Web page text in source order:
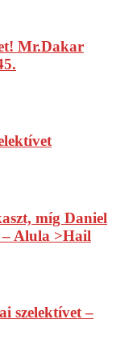
Mr.Dakar
míg Daniel
– Alula >Hail
szelektívet –